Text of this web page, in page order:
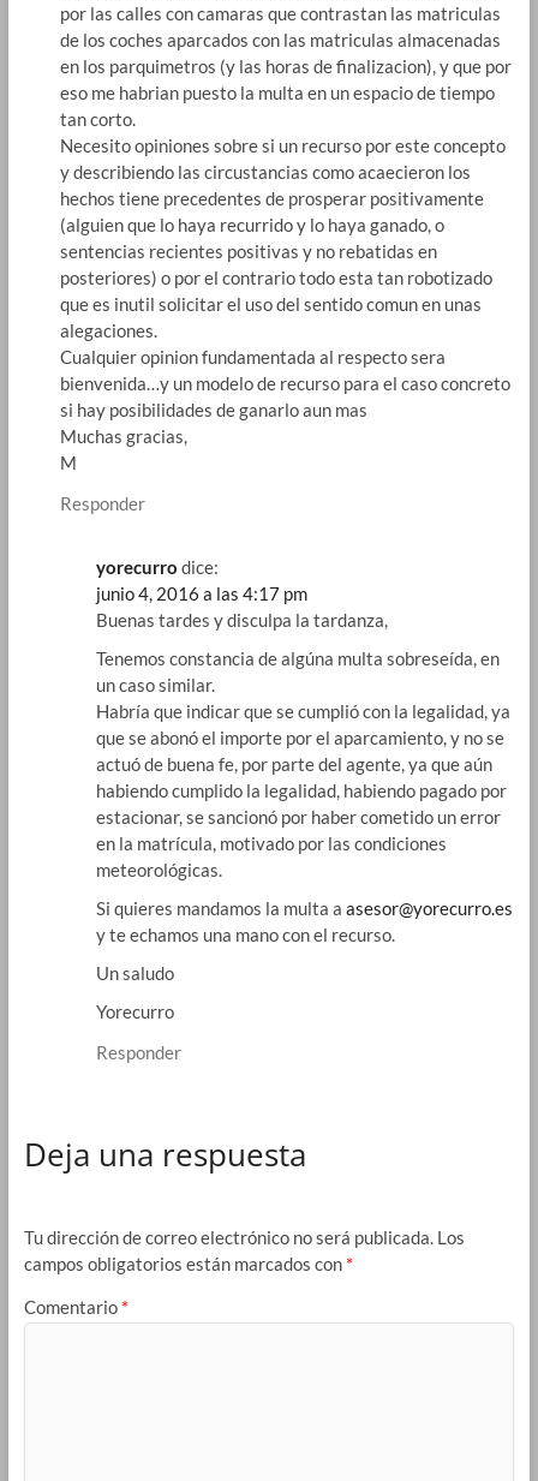
por las calles con camaras que contrastan las matriculas
de los coches aparcados con las matriculas almacenadas
en los parquimetros (y las horas de finalizacion), y que por
eso me habrian puesto la multa en un espacio de tiempo
tan corto.
Necesito opiniones sobre si un recurso por este concepto
y describiendo las circustancias como acaecieron los
hechos tiene precedentes de prosperar positivamente
(alguien que lo haya recurrido y lo haya ganado, o
sentencias recientes positivas y no rebatidas en
posteriores) o por el contrario todo esta tan robotizado
que es inutil solicitar el uso del sentido comun en unas
alegaciones.
Cualquier opinion fundamentada al respecto sera
bienvenida…y un modelo de recurso para el caso concreto
si hay posibilidades de ganarlo aun mas
Muchas gracias,
M
Responder
yorecurro dice:
junio 4, 2016 a las 4:17 pm
Buenas tardes y disculpa la tardanza,
Tenemos constancia de algúna multa sobreseída, en
un caso similar.
Habría que indicar que se cumplió con la legalidad, ya
que se abonó el importe por el aparcamiento, y no se
actuó de buena fe, por parte del agente, ya que aún
habiendo cumplido la legalidad, habiendo pagado por
estacionar, se sancionó por haber cometido un error
en la matrícula, motivado por las condiciones
meteorológicas.
Si quieres mandamos la multa a asesor@yorecurro.es
y te echamos una mano con el recurso.
Un saludo
Yorecurro
Responder
Deja una respuesta
Tu dirección de correo electrónico no será publicada. Los
campos obligatorios están marcados con *
Comentario *